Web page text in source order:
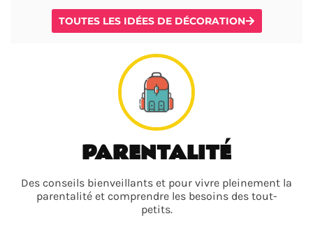
TOUTES LES IDÉES DE DÉCORATION
PARENTALITÉ
Des conseils bienveillants et pour vivre pleinement la
parentalité et comprendre les besoins des tout-
petits.